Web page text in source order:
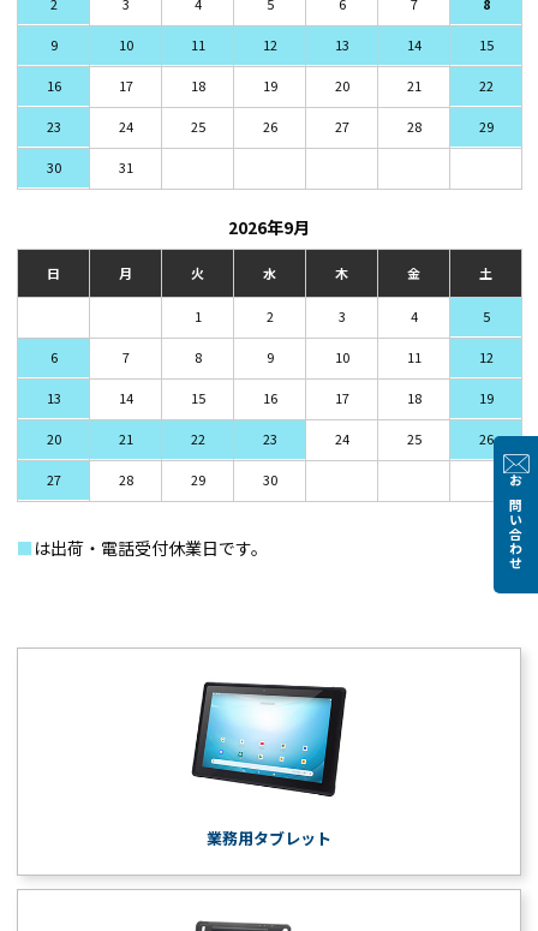
お問い合わせ
2 3 4 5 6 7 8
9 10 11 12 13 14 15
16 17 18 19 20 21 22
23 24 25 26 27 28 29
30 31
2026年9月
日 月 火 水 木 金 土
1 2 3 4 5
6 7 8 9 10 11 12
13 14 15 16 17 18 19
20 21 22 23 24 25 26
27 28 29 30
■ は出荷・電話受付休業日です。
業務用タブレット